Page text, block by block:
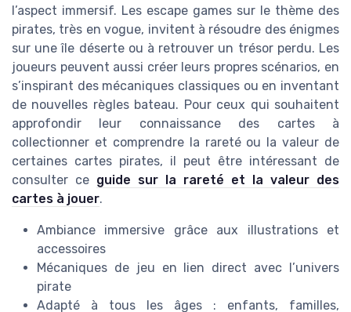
l’aspect immersif. Les escape games sur le thème des
pirates, très en vogue, invitent à résoudre des énigmes
sur une île déserte ou à retrouver un trésor perdu. Les
joueurs peuvent aussi créer leurs propres scénarios, en
s’inspirant des mécaniques classiques ou en inventant
de nouvelles règles bateau. Pour ceux qui souhaitent
approfondir leur connaissance des cartes à
collectionner et comprendre la rareté ou la valeur de
certaines cartes pirates, il peut être intéressant de
consulter ce guide sur la rareté et la valeur des
cartes à jouer.
Ambiance immersive grâce aux illustrations et
accessoires
Mécaniques de jeu en lien direct avec l’univers
pirate
Adapté à tous les âges : enfants, familles,